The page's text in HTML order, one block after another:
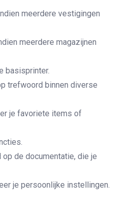
meerdere vestigingen
meerdere magazijnen
basisprinter.
trefwoord binnen diverse
je favoriete items of
de documentatie, die je
je persoonlijke instellingen.